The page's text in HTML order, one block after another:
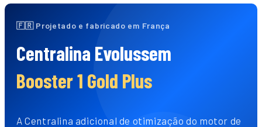
🇫🇷 Projetado e fabricado em França
Centralina Evolussem
Booster 1 Gold Plus
A Centralina adicional de otimização do motor de